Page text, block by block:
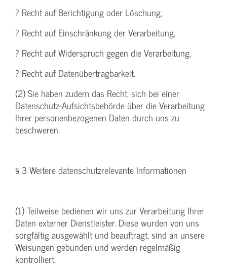
? Recht auf Berichtigung oder Löschung,
? Recht auf Einschränkung der Verarbeitung,
? Recht auf Widerspruch gegen die Verarbeitung,
? Recht auf Datenübertragbarkeit.
(2) Sie haben zudem das Recht, sich bei einer
Datenschutz-Aufsichtsbehörde über die Verarbeitung
Ihrer personenbezogenen Daten durch uns zu
beschweren.
§ 3 Weitere datenschutzrelevante Informationen
(1) Teilweise bedienen wir uns zur Verarbeitung Ihrer
Daten externer Dienstleister. Diese wurden von uns
sorgfältig ausgewählt und beauftragt, sind an unsere
Weisungen gebunden und werden regelmäßig
kontrolliert.